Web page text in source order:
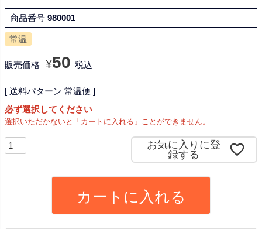
商品番号 980001
常温
販売価格 ¥50 税込
送料パターン 常温便
必ず選択してください
選択いただかないと「カートに入れる」ことができません。
お気に入りに登
録する
カートに入れる